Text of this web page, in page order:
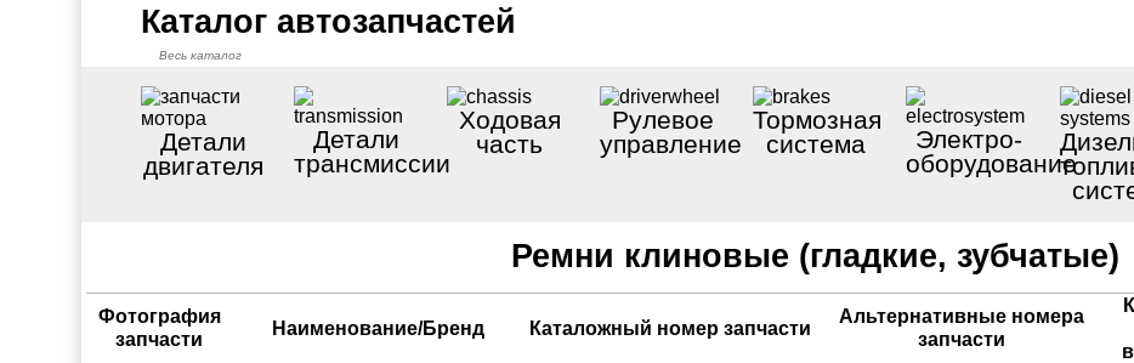
Каталог автозапчастей
Весь каталог
Детали
двигателя
Детали
трансмиссии
Ходовая
часть
Рулевое
управление
Тормозная
система
Электро-
оборудование
Ремни клиновые (гладкие, зубчатые)
Фотография
запчасти
Наименование/Бренд Каталожный номер запчасти
Альтернативные номера
запчасти